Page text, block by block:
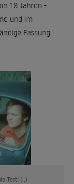
18 Jahren -
und im
Fassung
Testi (l.)